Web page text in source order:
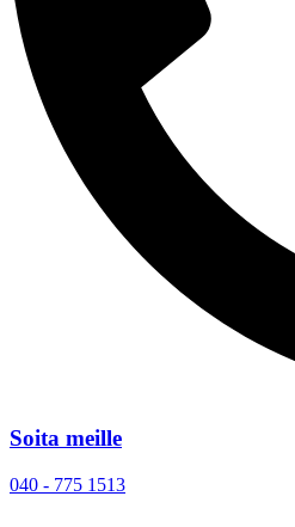
Soita meille
040 - 775 1513